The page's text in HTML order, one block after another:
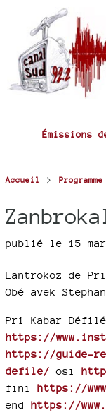
Émissions
Accueil > Programme
publié le 15
Lantrokoz de
Obé avek
Pri Kabar
https://
https://guide-
defile/ osi
fini https://
end https://